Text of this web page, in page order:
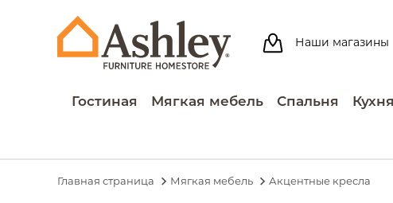
Наши магазины
Гостиная Мягкая мебель Спальня
Главная страница Мягкая мебель Акцентные кресла